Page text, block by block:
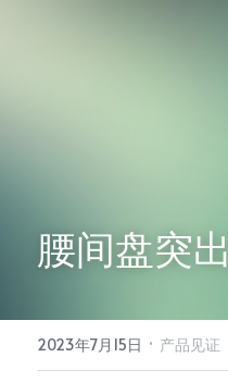
常见问题
运动员目录
所有单品
汽车奖励
搜索
腰间盘突出
2023年7月15日 · 产品见证